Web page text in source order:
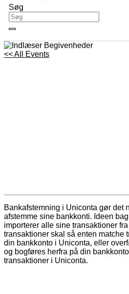
Søg
<< All Events
Bankafstemning i Uniconta gør det
afstemme sine bankkonti. Ideen
importerer alle sine transaktioner
transaktioner skal så enten matche
din bankkonto i Uniconta, eller
og bogføres herfra på din
transaktioner i Uniconta.